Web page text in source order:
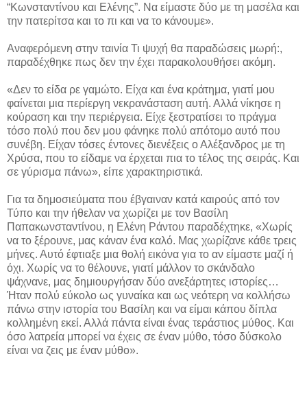
“Κωνσταντίνου και Ελένης”. Να είμαστε δύο με τη μασέλα και
την πατερίτσα και το πι και να το κάνουμε».
Αναφερόμενη στην ταινία Τι ψυχή θα παραδώσεις μωρή:,
παραδέχθηκε πως δεν την έχει παρακολουθήσει ακόμη.
«Δεν το είδα ρε γαμώτο. Είχα και ένα κράτημα, γιατί μου
φαίνεται μια περίεργη νεκρανάσταση αυτή. Αλλά νίκησε η
κούραση και την περιέργεια. Είχε ξεστρατίσει το πράγμα
τόσο πολύ που δεν μου φάνηκε πολύ απότομο αυτό που
συνέβη. Είχαν τόσες έντονες διενέξεις ο Αλέξανδρος με τη
Χρύσα, που το είδαμε να έρχεται πια το τέλος της σειράς. Και
σε γύρισμα πάνω», είπε χαρακτηριστικά.
Για τα δημοσιεύματα που έβγαιναν κατά καιρούς από τον
Τύπο και την ήθελαν να χωρίζει με τον Βασίλη
Παπακωνσταντίνου, η Ελένη Ράντου παραδέχτηκε, «Χωρίς
να το ξέρουνε, μας κάναν ένα καλό. Μας χωρίζανε κάθε τρεις
μήνες. Αυτό έφτιαξε μια θολή εικόνα για το αν είμαστε μαζί ή
όχι. Χωρίς να το θέλουνε, γιατί μάλλον το σκάνδαλο
ψάχνανε, μας δημιουργήσαν δύο ανεξάρτητες ιστορίες…
Ήταν πολύ εύκολο ως γυναίκα και ως νεότερη να κολλήσω
πάνω στην ιστορία του Βασίλη και να είμαι κάπου δίπλα
κολλημένη εκεί. Αλλά πάντα είναι ένας τεράστιος μύθος. Και
όσο λατρεία μπορεί να έχεις σε έναν μύθο, τόσο δύσκολο
είναι να ζεις με έναν μύθο».